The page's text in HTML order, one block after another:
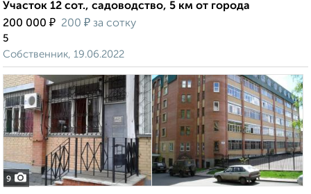
Участок 12 сот., садоводство, 5 км от города
200 000 ₽ 200 ₽ за сотку
5
Собственник, 19.06.2022
9